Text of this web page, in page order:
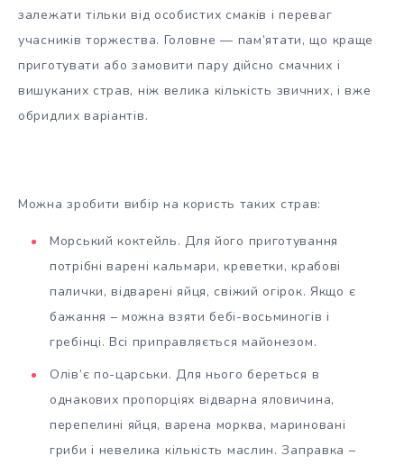
залежати тільки від особистих смаків і переваг
учасників торжества. Головне — пам’ятати, що краще
приготувати або замовити пару дійсно смачних і
вишуканих страв, ніж велика кількість звичних, і вже
обридлих варіантів.
Можна зробити вибір на користь таких страв:
Морський коктейль. Для його приготування
потрібні варені кальмари, креветки, крабові
палички, відварені яйця, свіжий огірок. Якщо є
бажання – можна взяти бебі-восьминогів і
гребінці. Всі приправляється майонезом.
Олів’є по-царськи. Для нього береться в
однакових пропорціях відварна яловичина,
перепелині яйця, варена морква, мариновані
гриби і невелика кількість маслин. Заправка –